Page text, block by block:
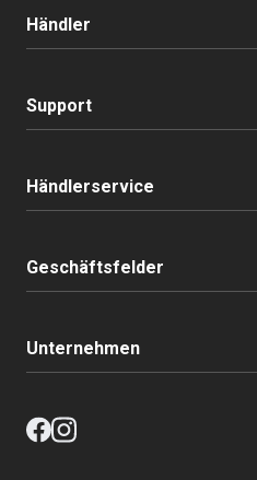
Händler
Support
Händlerservice
Geschäftsfelder
Unternehmen